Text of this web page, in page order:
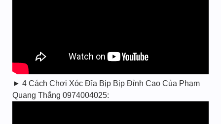
► 4 Cách Chơi Xóc Đĩa Bịp Bịp Đỉnh Cao Của Phạm
Quang Thắng 0974004025: